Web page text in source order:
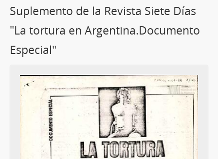
Suplemento de la Revista Siete Días
"La tortura en Argentina.Documento
Especial"